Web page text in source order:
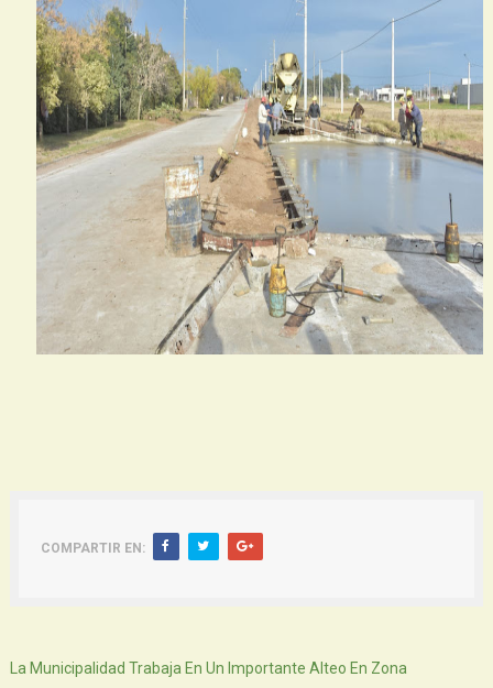
COMPARTIR EN:
La Municipalidad Trabaja En Un Importante Alteo En Zona